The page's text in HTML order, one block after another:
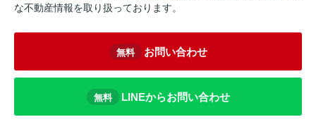
な不動産情報を取り扱っております。
無料 お問い合わせ
無料 LINEからお問い合わせ